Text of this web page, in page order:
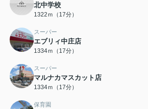
北中学校
1322ｍ（17分）
スーパー
エブリィ中庄店
1334ｍ（17分）
スーパー
マルナカマスカット店
1334ｍ（17分）
保育園